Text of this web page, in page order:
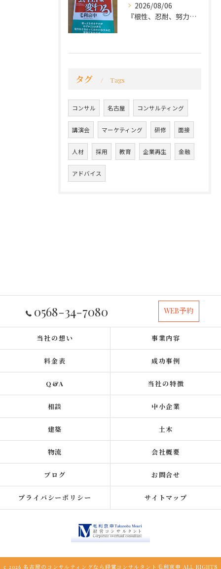
2026/08/06
『根性、忍耐、努力という言葉は死語なのか』
タグ Tags
コンサル 名古屋 コンサルティング
講演会 マーケティング 研修 面接
人材 採用 教育 企業再生 金融
アドバイス
0568-34-7080 WEB予約
当社の想い 事業内容
料金表 成功事例
Q&A 当社の特徴
相談 中小企業
建築 土木
物流 会社概要
ブログ お問合せ
プライバシーポリシー サイトマップ
c 2026 名古屋のコンサルティングなら経営コンサルタント毛利京申 ALL RIGHTS